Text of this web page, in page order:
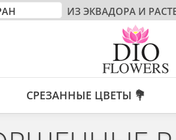
ИЗ ЭКВАДОРА И
СРЕЗАННЫЕ ЦВЕТЫ 💐